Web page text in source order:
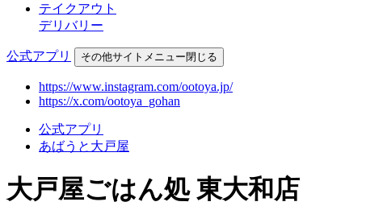
テイクアウト
デリバリー
公式アプリ その他サイトメニュー閉じる
https://www.instagram.com/ootoya.jp/
https://x.com/ootoya_gohan
公式アプリ
あばうと大戸屋
大戸屋ごはん処 東大和店